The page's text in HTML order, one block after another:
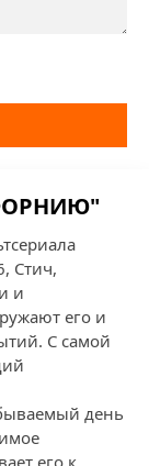
Стич,
и
его и
С самой
день
его к